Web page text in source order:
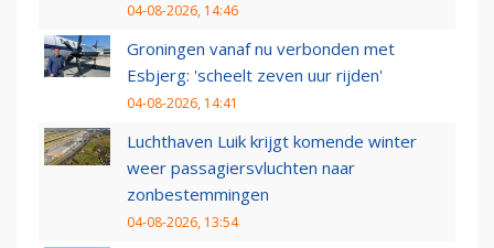
04-08-2026, 14:46
Groningen vanaf nu verbonden met
Esbjerg: 'scheelt zeven uur rijden'
04-08-2026, 14:41
Luchthaven Luik krijgt komende winter
weer passagiersvluchten naar
zonbestemmingen
04-08-2026, 13:54